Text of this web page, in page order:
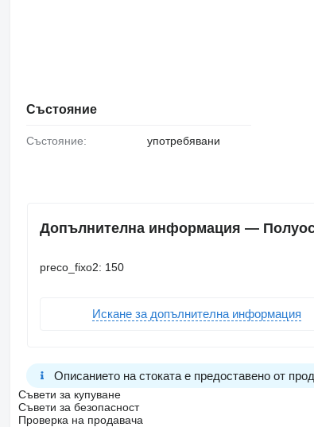
Състояние
Състояние: употребявани
Допълнителна информация —
preco_fixo2: 150
Искане за допълнителна информация
Описанието на стоката е предоставено от
Съвети за купуване
Съвети за безопасност
Проверка на продавача